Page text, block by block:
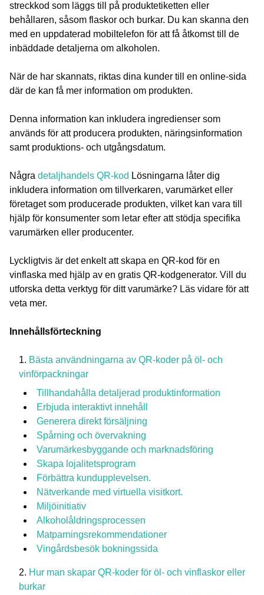
streckkod som läggs till på produktetiketten eller
behållaren, såsom flaskor och burkar. Du kan skanna den
med en uppdaterad mobiltelefon för att få åtkomst till de
inbäddade detaljerna om alkoholen.
När de har skannats, riktas dina kunder till en online-sida
där de kan få mer information om produkten.
Denna information kan inkludera ingredienser som
används för att producera produkten, näringsinformation
samt produktions- och utgångsdatum.
Några detaljhandels QR-kod Lösningarna låter dig
inkludera information om tillverkaren, varumärket eller
företaget som producerade produkten, vilket kan vara till
hjälp för konsumenter som letar efter att stödja specifika
varumärken eller producenter.
Lyckligtvis är det enkelt att skapa en QR-kod för en
vinflaska med hjälp av en gratis QR-kodgenerator. Vill du
utforska detta verktyg för ditt varumärke? Läs vidare för att
veta mer.
Innehållsförteckning
Bästa användningarna av QR-koder på öl- och
vinförpackningar
Tillhandahålla detaljerad produktinformation
Erbjuda interaktivt innehåll
Generera direkt försäljning
Spårning och övervakning
Varumärkesbyggande och marknadsföring
Skapa lojalitetsprogram
Förbättra kundupplevelsen.
Nätverkande med virtuella visitkort.
Miljöinitiativ
Alkoholåldringsprocessen
Matparningsrekommendationer
Vingårdsbesök bokningssida
Hur man skapar QR-koder för öl- och vinflaskor eller
burkar